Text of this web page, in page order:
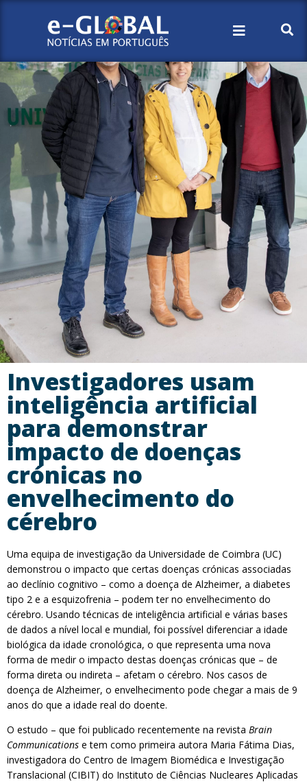
Investigadores usam
inteligência artificial
para demonstrar
impacto de doenças
crónicas no
envelhecimento do
cérebro
Uma equipa de investigação da Universidade de Coimbra (UC)
demonstrou o impacto que certas doenças crónicas associadas
ao declínio cognitivo – como a doença de Alzheimer, a diabetes
tipo 2 e a esquizofrenia – podem ter no envelhecimento do
cérebro. Usando técnicas de inteligência artificial e várias bases
de dados a nível local e mundial, foi possível diferenciar a idade
biológica da idade cronológica, o que representa uma nova
forma de medir o impacto destas doenças crónicas que – de
forma direta ou indireta – afetam o cérebro. Nos casos de
doença de Alzheimer, o envelhecimento pode chegar a mais de 9
anos do que a idade real do doente.
O estudo – que foi publicado recentemente na revista Brain
Communications e tem como primeira autora Maria Fátima Dias,
investigadora do Centro de Imagem Biomédica e Investigação
Translacional (CIBIT) do Instituto de Ciências Nucleares Aplicadas